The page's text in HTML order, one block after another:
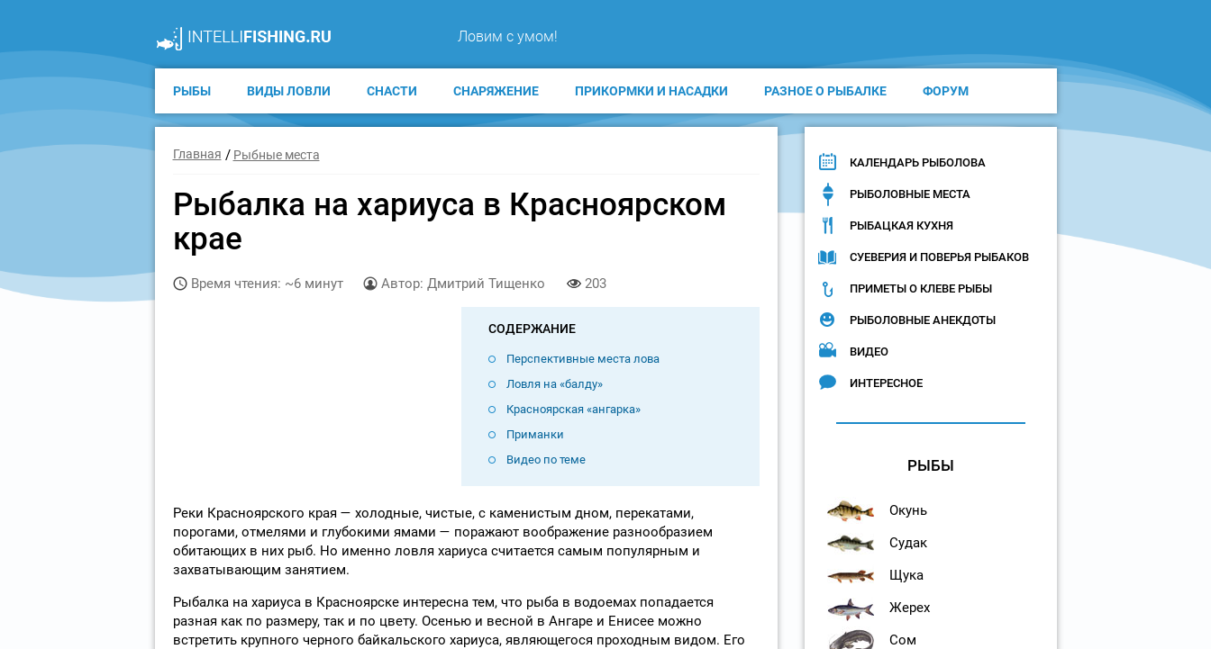
Ловим с умом!
РЫБЫ ВИДЫ ЛОВЛИ СНАСТИ СНАРЯЖЕНИЕ ПРИКОРМКИ И НАСАДКИ РАЗНОЕ О РЫБАЛКЕ ФОРУМ
Главная Рыбные места
Рыбалка на хариуса в Красноярском
крае
Время чтения: ~6 минут Автор: Дмитрий Тищенко 203
СОДЕРЖАНИЕ
Перспективные места лова
Ловля на «балду»
Красноярская «ангарка»
Приманки
Видео по теме
Реки Красноярского края — холодные, чистые, с каменистым дном, перекатами,
порогами, отмелями и глубокими ямами — поражают воображение разнообразием
обитающих в них рыб. Но именно ловля хариуса считается самым популярным и
захватывающим занятием.
Рыбалка на хариуса в Красноярске интересна тем, что рыба в водоемах попадается
разная как по размеру, так и по цвету. Осенью и весной в Ангаре и Енисее можно
встретить крупного черного байкальского хариуса, являющегося проходным видом. Его
КАЛЕНДАРЬ РЫБОЛОВА
РЫБОЛОВНЫЕ МЕСТА
РЫБАЦКАЯ КУХНЯ
СУЕВЕРИЯ И ПОВЕРЬЯ РЫБАКОВ
ПРИМЕТЫ О КЛЕВЕ РЫБЫ
РЫБОЛОВНЫЕ АНЕКДОТЫ
ВИДЕО
ИНТЕРЕСНОЕ
РЫБЫ
Окунь
Судак
Щука
Жерех
Сом